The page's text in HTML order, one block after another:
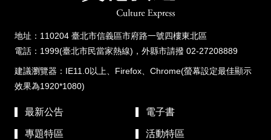
地址：110204 臺北市信義區市府路一號四樓東北區
電話：1999(臺北市民當家熱線)，外縣市請撥 02-27208889
建議瀏覽器：IE11.0以上、Firefox、Chrome(螢幕設定最佳顯示
效果為1920*1080)
最新公告 電子書
專題特區 活動特區